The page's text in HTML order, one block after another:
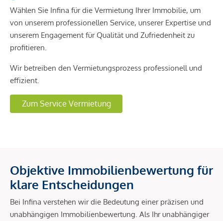
Wählen Sie Infina für die Vermietung Ihrer Immobilie, um
von unserem professionellen Service, unserer Expertise und
unserem Engagement für Qualität und Zufriedenheit zu
profitieren.
Wir betreiben den Vermietungsprozess professionell und
effizient.
Zum Service Vermietung
Objektive Immobilienbewertung für
klare Entscheidungen
Bei Infina verstehen wir die Bedeutung einer präzisen und
unabhängigen Immobilienbewertung. Als Ihr unabhängiger